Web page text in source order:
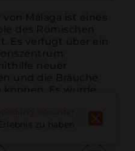
von Málaga ist eines
des Römischen
Es verfügt über ein
neuer
und die Bräuche
Es wurde
zu haben